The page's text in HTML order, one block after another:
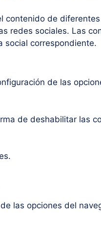
contenido de
redes sociales. Las
social correspondiente.
de las
de deshabilitar las
las opciones del